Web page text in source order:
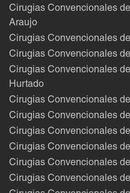
Cirugias Convencionales
Araujo
Cirugias Convencionales
Cirugias Convencionales
Cirugias Convencionales
Hurtado
Cirugias Convencionales
Cirugias Convencionales
Cirugias Convencionales
Cirugias Convencionales
Cirugias Convencionales
Cirugias Convencionales